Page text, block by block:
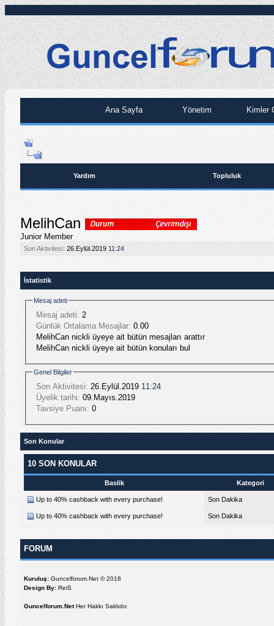
Ana Sayfa Yönetim Kimler
Yardım Topluluk
MelihCan
Junior Member
Son Aktivitesi: 26.Eylül.2019 11:24
İstatistik
Mesaj adeti
Mesaj adeti: 2
Günlük Ortalama Mesajlar: 0.00
MelihCan nickli üyeye ait bütün mesajları arattır
MelihCan nickli üyeye ait bütün konuları bul
Genel Bilgiler
Son Aktivitesi: 26.Eylül.2019 11:24
Üyelik tarihi: 09.Mayıs.2019
Tavsiye Puanı: 0
Son Konular
10 SON KONULAR
Baslik Kategori
Up to 40% cashback with every purchase! Son Dakika
Up to 40% cashback with every purchase! Son Dakika
FORUM
Kuruluş: Guncelforum.Net © 2018
Design By: ReiS
Guncelforum.NetHer Hakkı Saklıdır.